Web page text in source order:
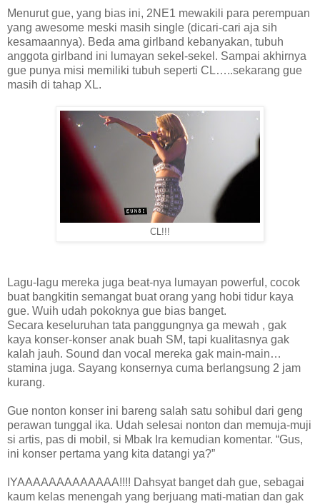
Menurut gue, yang bias ini, 2NE1 mewakili para perempuan
yang awesome meski masih single (dicari-cari aja sih
kesamaannya). Beda ama girlband kebanyakan, tubuh
anggota girlband ini lumayan sekel-sekel. Sampai akhirnya
gue punya misi memiliki tubuh seperti CL…..sekarang gue
masih di tahap XL.
CL!!!
Lagu-lagu mereka juga beat-nya lumayan powerful, cocok
buat bangkitin semangat buat orang yang hobi tidur kaya
gue. Wuih udah pokoknya gue bias banget.
Secara keseluruhan tata panggungnya ga mewah , gak
kaya konser-konser anak buah SM, tapi kualitasnya gak
kalah jauh. Sound dan vocal mereka gak main-main…
stamina juga. Sayang konsernya cuma berlangsung 2 jam
kurang.
Gue nonton konser ini bareng salah satu sohibul dari geng
perawan tunggal ika. Udah selesai nonton dan memuja-muji
si artis, pas di mobil, si Mbak Ira kemudian komentar. “Gus,
ini konser pertama yang kita datangi ya?”
IYAAAAAAAAAAAAA!!!! Dahsyat banget dah gue, sebagai
kaum kelas menengah yang berjuang mati-matian dan gak